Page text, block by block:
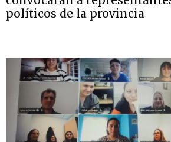
políticos de la provincia